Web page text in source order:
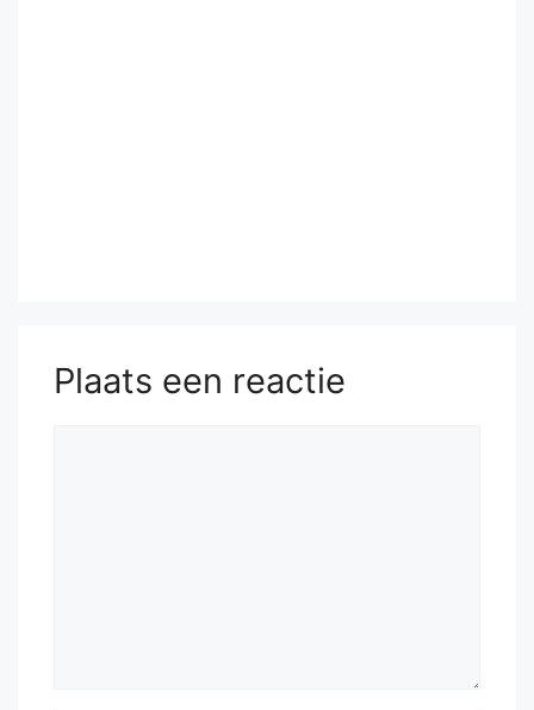
Plaats een reactie